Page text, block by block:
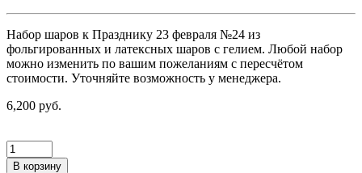
Набор шаров к Празднику 23 февраля №24 из
фольгированных и латексных шаров с гелием. Любой набор
можно изменить по вашим пожеланиям с пересчётом
стоимости. Уточняйте возможность у менеджера.
6,200 руб.
В корзину